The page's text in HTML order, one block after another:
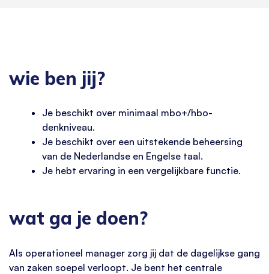
wie ben jij?
Je beschikt over minimaal mbo+/hbo-
denkniveau.
Je beschikt over een uitstekende beheersing
van de Nederlandse en Engelse taal.
Je hebt ervaring in een vergelijkbare functie.
wat ga je doen?
Als operationeel manager zorg jij dat de dagelijkse gang
van zaken soepel verloopt. Je bent het centrale